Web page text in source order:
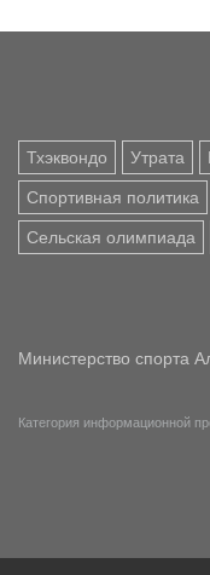
международного
Тхэквондо Утрата
Спортивная политика
Сельская олимпиада
Министерство спорта
Категория информационной